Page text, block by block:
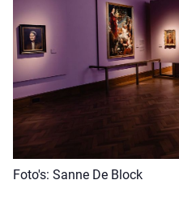
Foto's: Sanne De Block